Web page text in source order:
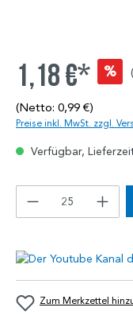
1,18 €* %
(Netto: 0,99 €)
Preise inkl. MwSt. zzgl.
Verfügbar,
Zum Merkzettel